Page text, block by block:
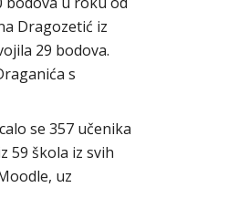
Dragozetić iz
29 bodova.
s
se 357 učenika
59 škola iz svih
uz